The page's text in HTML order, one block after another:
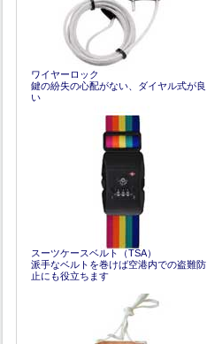
ワイヤーロック
鍵の紛失の心配がない、ダイヤル式が良
い
スーツケースベルト（TSA）
派手なベルトを巻けば空港内での盗難防
止にも役立ちます